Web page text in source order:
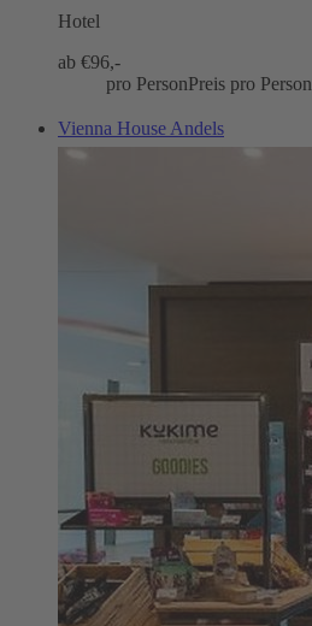
Hotel
ab €96,-
pro PersonPreis pro Person
Vienna House Andels